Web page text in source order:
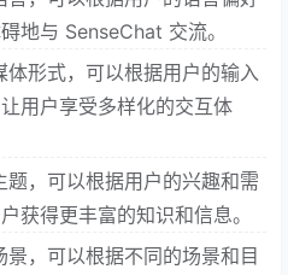
地与 SenseChat 交流。
形式，可以根据用户的输入
用户享受多样化的交互体
，可以根据用户的兴趣和需
获得更丰富的知识和信息。
，可以根据不同的场景和目